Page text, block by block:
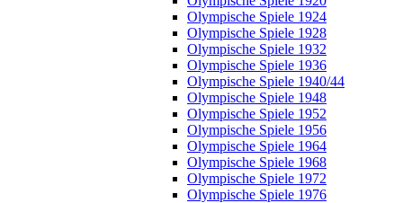
Olympische Spiele 1924
Olympische Spiele 1928
Olympische Spiele 1932
Olympische Spiele 1936
Olympische Spiele 1940/44
Olympische Spiele 1948
Olympische Spiele 1952
Olympische Spiele 1956
Olympische Spiele 1964
Olympische Spiele 1968
Olympische Spiele 1972
Olympische Spiele 1976